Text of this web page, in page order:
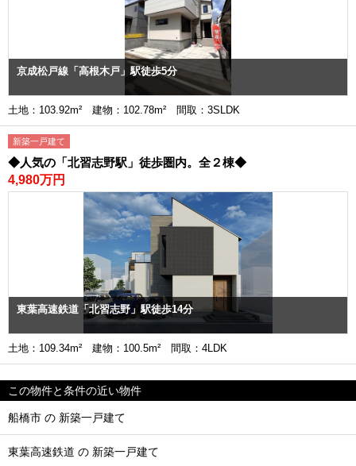
京成松戸線「高根木戸」駅徒歩5分
土地：103.92m² 建物：102.78m² 間取：3SLDK
新築一戸建て
◆人気の「北習志野駅」徒歩圏内。全２棟◆
4,980万円
東葉高速鉄道「北習志野」駅徒歩14分
土地：109.34m² 建物：100.5m² 間取：4LDK
この物件と条件の近い物件
船橋市 の 新築一戸建て
東葉高速鉄道 の 新築一戸建て